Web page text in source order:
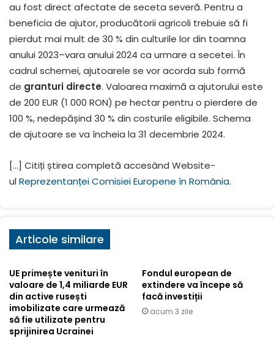
au fost direct afectate de seceta severă. Pentru a
beneficia de ajutor, producătorii agricoli trebuie să fi
pierdut mai mult de 30 % din culturile lor din toamna
anului 2023–vara anului 2024 ca urmare a secetei. În
cadrul schemei, ajutoarele se vor acorda sub formă
de granturi directe. Valoarea maximă a ajutorului este
de 200 EUR (1 000 RON) pe hectar pentru o pierdere de
100 %, nedepășind 30 % din costurile eligibile. Schema
de ajutoare se va încheia la 31 decembrie 2024.
[…] Citiți știrea completă accesând Website-
ulReprezentanței Comisiei Europene în România.
Articole similare
UE primește venituri în
valoare de 1,4 miliarde EUR
din active rusești
imobilizate care urmează
să fie utilizate pentru
sprijinirea Ucrainei
Fondul european de
extindere va începe să
facă investiții
acum 3 zile